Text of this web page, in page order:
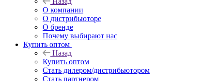
О компании
О дистрибьюторе
О бренде
Почему выбирают нас
Купить оптом
Назад
Купить оптом
Стать дилером/дистрибьютором
Стать партнером